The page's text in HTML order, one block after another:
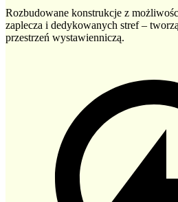
Rozbudowane konstrukcje z
zaplecza i dedykowanych stref –
przestrzeń wystawienniczą.